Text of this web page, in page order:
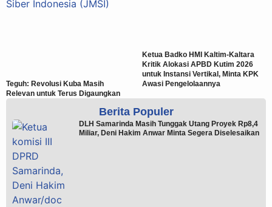
Teguh: Revolusi Kuba Masih
Relevan untuk Terus Digaungkan
Ketua Badko HMI Kaltim-Kaltara
Kritik Alokasi APBD Kutim 2026
untuk Instansi Vertikal, Minta KPK
Awasi Pengelolaannya
Berita Populer
DLH Samarinda Masih Tunggak Utang Proyek Rp8,4
Miliar, Deni Hakim Anwar Minta Segera Diselesaikan